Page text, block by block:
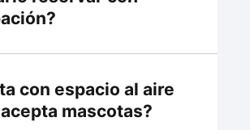
con espacio al aire
mascotas?